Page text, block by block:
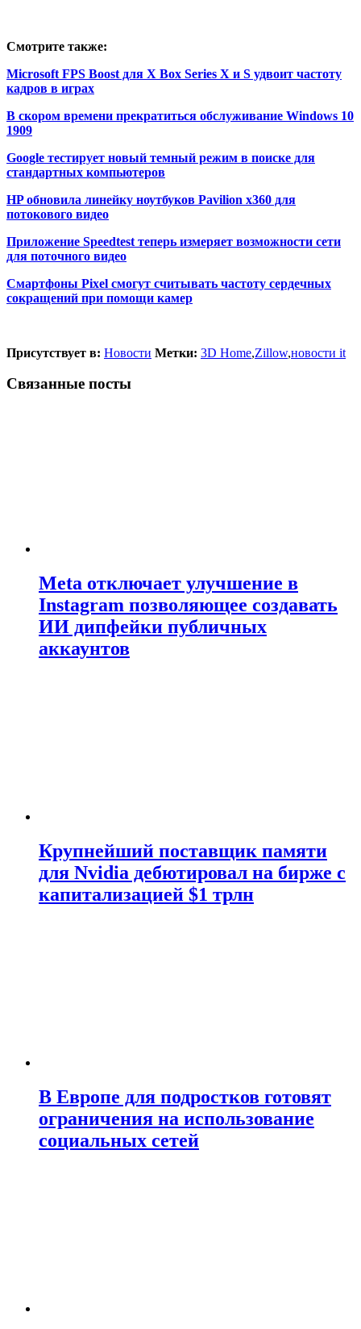
Смотрите также:
Microsoft FPS Boost для X Box Series X и S удвоит частоту
кадров в играх
В скором времени прекратиться обслуживание Windows 10
1909
Google тестирует новый темный режим в поиске для
стандартных компьютеров
HP обновила линейку ноутбуков Pavilion x360 для
потокового видео
Приложение Speedtest теперь измеряет возможности сети
для поточного видео
Смартфоны Pixel смогут считывать частоту сердечных
сокращений при помощи камер
Присутствует в: Новости Метки: 3D Home,Zillow,новости it
Связанные посты
Meta отключает улучшение в
Instagram позволяющее создавать
ИИ дипфейки публичных
аккаунтов
Крупнейший поставщик памяти
для Nvidia дебютировал на бирже с
капитализацией $1 трлн
В Европе для подростков готовят
ограничения на использование
социальных сетей